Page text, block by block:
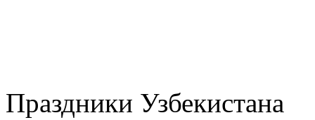
Праздники Узбекистана